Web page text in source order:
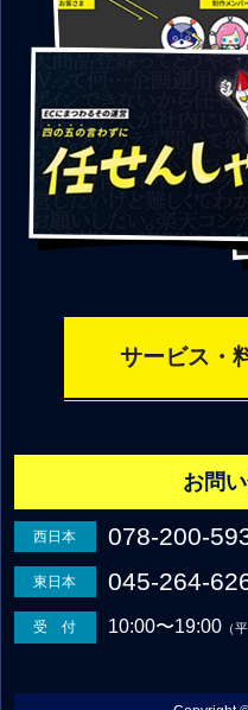
サービス・
お問
西日本 078-200-
東日本 045-264-
受 付 10:00〜19:00（平